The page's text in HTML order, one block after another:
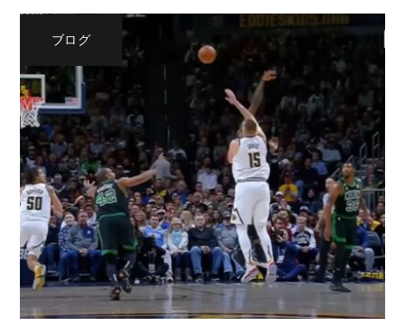
ブログ